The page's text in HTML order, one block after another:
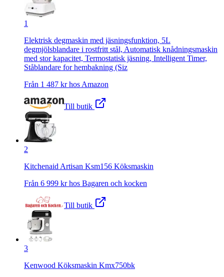
1
Elektrisk degmaskin med jäsningsfunktion, 5L
degmjölsblandare i rostfritt stål, Automatisk knådningsmaskin
med stor kapacitet, Termostatisk jäsning, Intelligent Timer,
Ståblandare for hembakning (Siz
Från 1 487 kr hos Amazon
Till butik
2
Kitchenaid Artisan Ksm156 Köksmaskin
Från 6 999 kr hos Bagaren och kocken
Till butik
3
Kenwood Köksmaskin Kmx750bk